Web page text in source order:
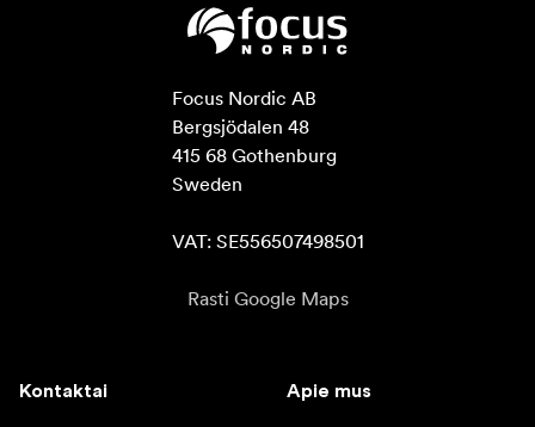
Focus Nordic AB
Bergsjödalen 48
415 68 Gothenburg
Sweden
VAT: SE556507498501
Rasti Google Maps
Kontaktai Apie mus